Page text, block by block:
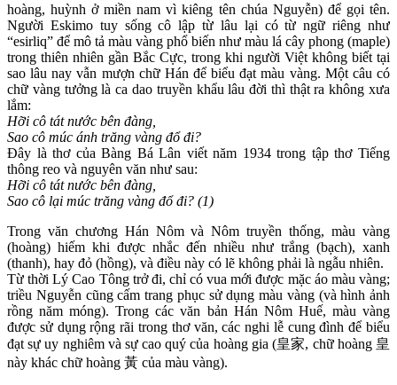
hoàng, huỳnh ở miền nam vì kiêng tên chúa Nguyễn) để gọi tên.
Người Eskimo tuy sống cô lập từ lâu lại có từ ngữ riêng như
“esirliq” để mô tả màu vàng phổ biến như màu lá cây phong (maple)
trong thiên nhiên gần Bắc Cực, trong khi người Việt không biết tại
sao lâu nay vẫn mượn chữ Hán để biểu đạt màu vàng. Một câu có
chữ vàng tưởng là ca dao truyền khẩu lâu đời thì thật ra không xưa
lắm:
Hỡi cô tát nước bên đàng,
Sao cô múc ánh trăng vàng đổ đi?
Đây là thơ của Bàng Bá Lân viết năm 1934 trong tập thơ Tiếng
thông reo và nguyên văn như sau:
Hỡi cô tát nước bên đàng,
Sao cô lại múc trăng vàng đổ đi? (1)
Trong văn chương Hán Nôm và Nôm truyền thống, màu vàng
(hoàng) hiếm khi được nhắc đến nhiều như trắng (bạch), xanh
(thanh), hay đỏ (hồng), và điều này có lẽ không phải là ngẫu nhiên.
Từ thời Lý Cao Tông trở đi, chỉ có vua mới được mặc áo màu vàng;
triều Nguyễn cũng cấm trang phục sử dụng màu vàng (và hình ảnh
rồng năm móng). Trong các văn bản Hán Nôm Huế, màu vàng
được sử dụng rộng rãi trong thơ văn, các nghi lễ cung đình để biểu
đạt sự uy nghiêm và sự cao quý của hoàng gia (皇家, chữ hoàng 皇
này khác chữ hoàng 黃 của màu vàng).